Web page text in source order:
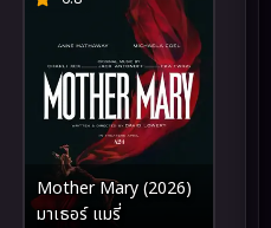
Mother Mary (2026)
มาเธอร์ แมรี่